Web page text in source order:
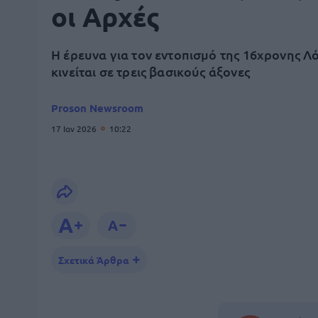
οι Αρχές
Η έρευνα για τον εντοπισμό της 16χρονης
κινείται σε τρεις βασικούς άξονες
Proson Newsroom
17 Ιαν 2026 10:22
Σχετικά Άρθρα